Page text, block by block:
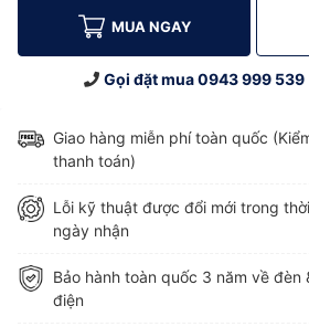
MUA NGAY
Gọi đặt mua0943 999 539
Giao hàng miễn phí toàn quốc
thanh toán)
Lỗi kỹ thuật được đổi mới trong
ngày nhận
Bảo hành toàn quốc 3 năm về đèn
điện